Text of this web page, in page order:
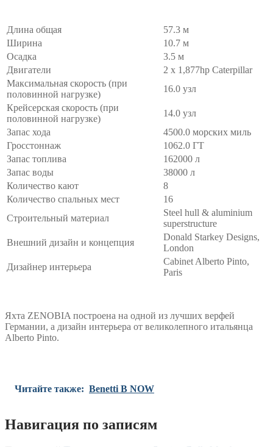
Длина общая
57.3 м
Ширина
10.7 м
Осадка
3.5 м
Двигатели
2 x 1,877hp Caterpillar
Максимальная скорость (при
половинной нагрузке)
16.0 узл
Крейсерская скорость (при
половинной нагрузке)
14.0 узл
Запас хода
4500.0 морских миль
Гросстоннаж
1062.0 ГТ
Запас топлива
162000 л
Запас воды
38000 л
Количество кают
8
Количество спальных мест
16
Строительный материал
Steel hull & aluminium
superstructure
Внешний дизайн и концепция
Donald Starkey Designs,
London
Дизайнер интерьера
Cabinet Alberto Pinto,
Paris
Яхта ZENOBIA построена на одной из лучших верфей
Германии, а дизайн интерьера от великолепного итальянца
Alberto Pinto.
Читайте также: Benetti B NOW
Навигация по записям